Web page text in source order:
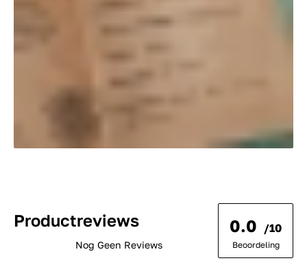
Productreviews
Nog Geen Reviews
0.0 /10
Beoordeling